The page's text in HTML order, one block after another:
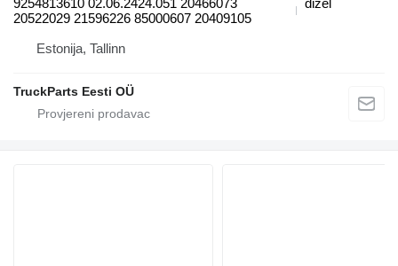
9254813610 02.06.2424.051 20466073
20522029 21596226 85000607 20409105
dizel
Estonija, Tallinn
TruckParts Eesti OÜ